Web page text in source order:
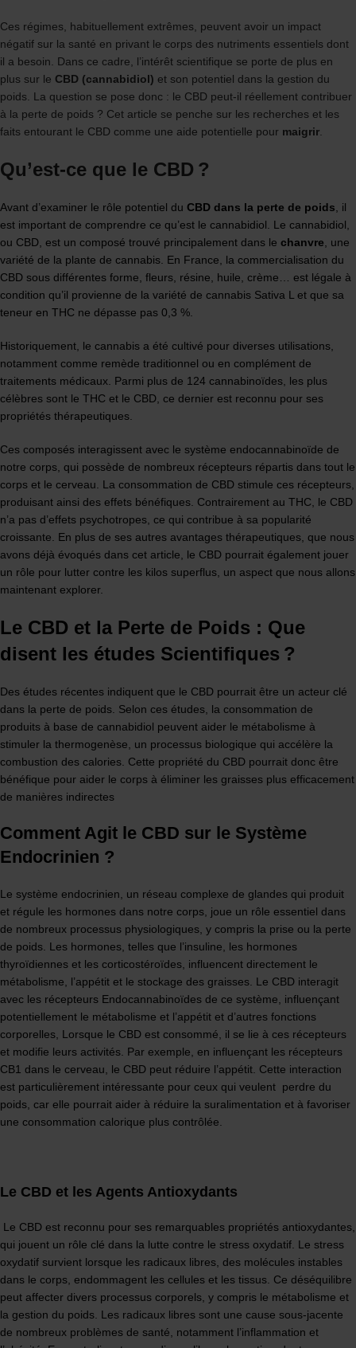
Ces régimes, habituellement extrêmes, peuvent avoir un impact
négatif sur la santé en privant le corps des nutriments essentiels dont
il a besoin. Dans ce cadre, l’intérêt scientifique se porte de plus en
plus sur le CBD (cannabidiol) et son potentiel dans la gestion du
poids. La question se pose donc : le CBD peut-il réellement contribuer
à la perte de poids ? Cet article se penche sur les recherches et les
faits entourant le CBD comme une aide potentielle pour maigrir
Qu’est-ce que le CBD ?
Avant d’examiner le rôle potentiel du CBD dans la perte de poids , il
est important de comprendre ce qu’est le cannabidiol. Le cannabidiol,
ou CBD, est un composé trouvé principalement dans le chanvre , une
variété de la plante de cannabis. En France, la commercialisation du
CBD sous différentes forme, fleurs, résine, huile, crème… est légale à
condition qu’il provienne de la variété de cannabis Sativa L et que sa
teneur en THC ne dépasse pas 0,3 %.
Historiquement, le cannabis a été cultivé pour diverses utilisations,
notamment comme remède traditionnel ou en complément de
traitements médicaux. Parmi plus de 124 cannabinoïdes, les plus
célèbres sont le THC et le CBD, ce dernier est reconnu pour ses
propriétés thérapeutiques.
Ces composés interagissent avec le système endocannabinoïde de
notre corps, qui possède de nombreux récepteurs répartis dans tout le
corps et le cerveau. La consommation de CBD stimule ces récepteurs,
produisant ainsi des effets bénéfiques. Contrairement au THC, le CBD
n’a pas d’effets psychotropes, ce qui contribue à sa popularité
croissante. En plus de ses autres avantages thérapeutiques, que nous
avons déjà évoqués dans cet article, le CBD pourrait également jouer
un rôle pour lutter contre les kilos superflus, un aspect que nous allons
maintenant explorer.
Le CBD et la Perte de Poids : Que
disent les études Scientifiques ?
Des études récentes indiquent que le CBD pourrait être un acteur clé
dans la perte de poids. Selon ces études, la consommation de
produits à base de cannabidiol peuvent aider le métabolisme à
stimuler la thermogenèse, un processus biologique qui accélère la
combustion des calories. Cette propriété du CBD pourrait donc être
bénéfique pour aider le corps à éliminer les graisses plus efficacement
de manières indirectes
Comment Agit le CBD sur le Système
Endocrinien ?
Le système endocrinien, un réseau complexe de glandes qui produit
et régule les hormones dans notre corps, joue un rôle essentiel dans
de nombreux processus physiologiques, y compris la prise ou la perte
de poids. Les hormones, telles que l’insuline, les hormones
thyroïdiennes et les corticostéroïdes, influencent directement le
métabolisme, l’appétit et le stockage des graisses. Le CBD interagit
avec les récepteurs Endocannabinoïdes de ce système, influençant
potentiellement le métabolisme et l’appétit et d’autres fonctions
corporelles, Lorsque le CBD est consommé, il se lie à ces récepteurs
et modifie leurs activités. Par exemple, en influençant les récepteurs
CB1 dans le cerveau, le CBD peut réduire l’appétit. Cette interaction
est particulièrement intéressante pour ceux qui veulent perdre du
poids, car elle pourrait aider à réduire la suralimentation et à favoriser
une consommation calorique plus contrôlée.
Le CBD et les Agents Antioxydants
Le CBD est reconnu pour ses remarquables propriétés antioxydantes,
qui jouent un rôle clé dans la lutte contre le stress oxydatif. Le stress
oxydatif survient lorsque les radicaux libres, des molécules instables
dans le corps, endommagent les cellules et les tissus. Ce déséquilibre
peut affecter divers processus corporels, y compris le métabolisme et
la gestion du poids. Les radicaux libres sont une cause sous-jacente
de nombreux problèmes de santé, notamment l’inflammation et